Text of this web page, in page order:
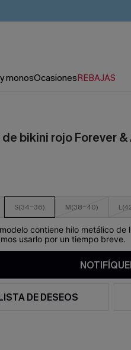
monosOcasionesREBAJAS
bikini rojo Forever &
S(34-36) M(38-40)
contiene hilo metálico de
usarlo por un tiempo breve.
DE DESEOS